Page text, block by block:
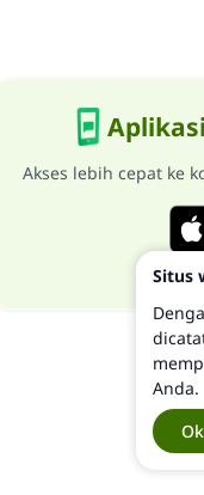
Akses lebih cepat ke
Situs
Anda.